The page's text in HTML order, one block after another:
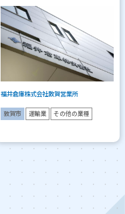
福井倉庫株式会社敦賀営業所
敦賀市 運輸業 その他の業種